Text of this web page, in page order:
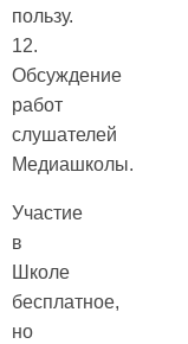
пользу.
12.
Обсуждение
работ
слушателей
Медиашколы.
Участие
в
Школе
бесплатное,
но